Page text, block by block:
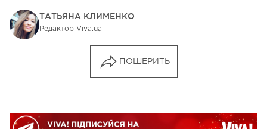
ТАТЬЯНА КЛИМЕНКО
Редактор Viva.ua
ПОШЕРИТЬ